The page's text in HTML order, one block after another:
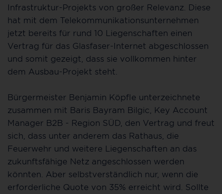
Infrastruktur-Projekts von großer Relevanz. Diese
hat mit dem Telekommunikationsunternehmen
jetzt bereits für rund 10 Liegenschaften einen
Vertrag für das Glasfaser-Internet abgeschlossen
und somit gezeigt, dass sie vollkommen hinter
dem Ausbau-Projekt steht.
Bürgermeister Benjamin Köpfle unterzeichnete
zusammen mit Baris Bayram Bilgic, Key Account
Manager B2B - Region SÜD, den Vertrag und freut
sich, dass unter anderem das Rathaus, die
Feuerwehr und weitere Liegenschaften an das
zukunftsfähige Netz angeschlossen werden
könnten. Aber selbstverständlich nur, wenn die
erforderliche Quote von 35% erreicht wird. Sollte